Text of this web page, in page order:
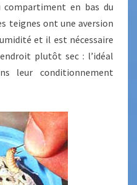
en bas du
teignes ont une aversion
et il est nécessaire
plutôt sec : l’idéal
leur conditionnement